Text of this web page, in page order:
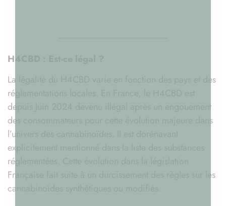
H4CBD : Est-ce légal ?
La légalité du H4CBD varie en fonction des pays et des
réglementations locales. En France, le H4CBD est
depuis Juin 2024 devenu illégal après un engouement
des consommateurs pour cette évolution majeure dans
l’univers des cannabinoïdes. Il est dorénavant
explicitement mentionné dans la liste des substances
réglementées. Cette évolution dans la législation
Française fait suite à un durcissement des règles sur les
cannabinoïdes synthétiques ou modifiés.